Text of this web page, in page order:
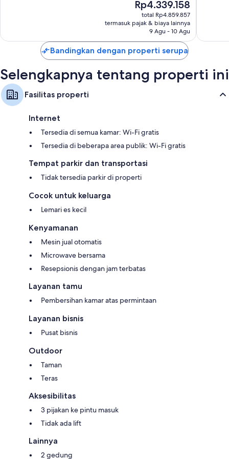
Harga
sekarang
Rp4.339.158
Rp4.339.158
total Rp4.859.857
termasuk pajak & biaya lainnya
9 Agu - 10 Agu
Bandingkan dengan properti serupa
Selengkapnya tentang properti ini
Fasilitas properti
Internet
Tersedia di semua kamar: Wi-Fi gratis
Tersedia di beberapa area publik: Wi-Fi gratis
Tempat parkir dan transportasi
Tidak tersedia parkir di properti
Cocok untuk keluarga
Lemari es kecil
Kenyamanan
Mesin jual otomatis
Microwave bersama
Resepsionis dengan jam terbatas
Layanan tamu
Pembersihan kamar atas permintaan
Layanan bisnis
Pusat bisnis
Outdoor
Taman
Teras
Aksesibilitas
3 pijakan ke pintu masuk
Tidak ada lift
Lainnya
2 gedung